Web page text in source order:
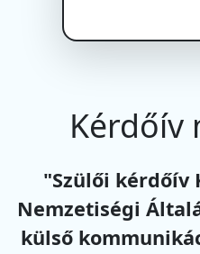
Kérdőív
"Szülői kérdőív
Nemzetiségi
külső